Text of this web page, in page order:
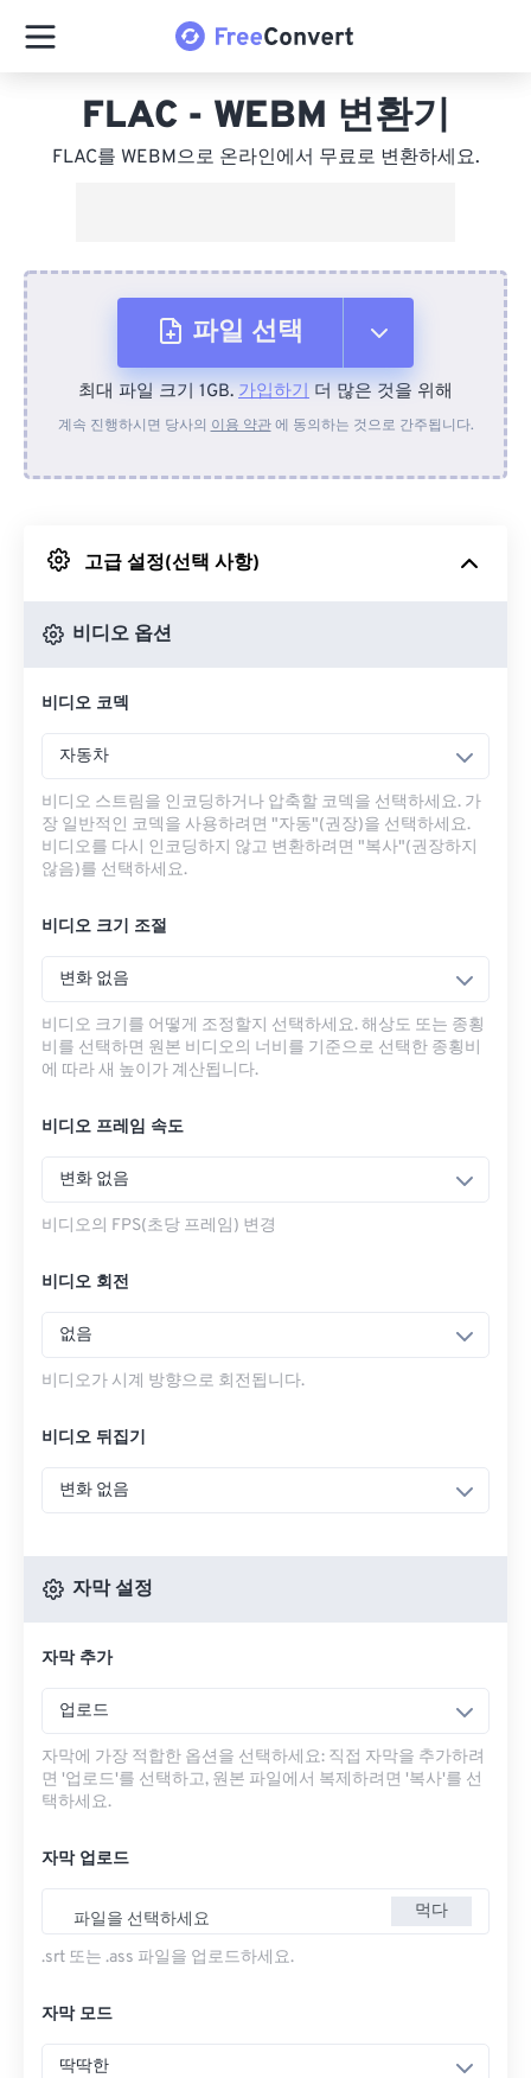
FLAC - WEBM 변환기
FLAC를 WEBM으로 온라인에서 무료로 변환하세요.
파일 선택
장치에서
Google 드라이브에서
최대 파일 크기 1GB. 가입하기 더 많은 것을 위해
계속 진행하시면 당사의 이용 약관에 동의하는 것으로 간주됩니다.
고급 설정(선택 사항)
비디오 옵션
비디오 코덱
자동차
비디오 스트림을 인코딩하거나 압축할 코덱을 선택하세요. 가
장 일반적인 코덱을 사용하려면 "자동"(권장)을 선택하세요.
비디오를 다시 인코딩하지 않고 변환하려면 "복사"(권장하지
않음)를 선택하세요.
비디오 크기 조절
변화 없음
비디오 크기를 어떻게 조정할지 선택하세요. 해상도 또는 종횡
비를 선택하면 원본 비디오의 너비를 기준으로 선택한 종횡비
에 따라 새 높이가 계산됩니다.
비디오 프레임 속도
변화 없음
비디오의 FPS(초당 프레임) 변경
비디오 회전
없음
비디오가 시계 방향으로 회전됩니다.
비디오 뒤집기
변화 없음
자막 설정
자막 추가
업로드
자막에 가장 적합한 옵션을 선택하세요: 직접 자막을 추가하려
면 '업로드'를 선택하고, 원본 파일에서 복제하려면 '복사'를 선
택하세요.
자막 업로드
파일을 선택하세요 먹다
.srt 또는 .ass 파일을 업로드하세요.
자막 모드
딱딱한